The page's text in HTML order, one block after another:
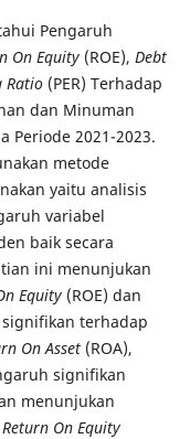
Pengaruh
On Equity(ROE), Debt
Ratio(PER) Terhadap
dan Minuman
Periode 2021-2023.
metode
yaitu analisis
variabel
baik secara
ini menunjukan
Equity(ROE) dan
terhadap
On Asset(ROA),
signifikan
menunjukan
Return On Equity